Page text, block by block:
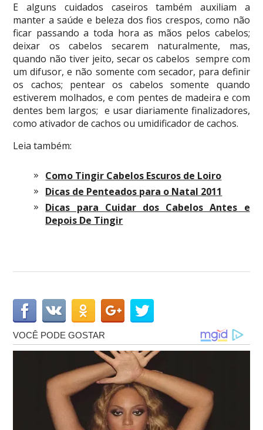
E alguns cuidados caseiros também auxiliam a
manter a saúde e beleza dos fios crespos, como não
ficar passando a toda hora as mãos pelos cabelos;
deixar os cabelos secarem naturalmente, mas,
quando não tiver jeito, secar os cabelos sempre com
um difusor, e não somente com secador, para definir
os cachos; pentear os cabelos somente quando
estiverem molhados, e com pentes de madeira e com
dentes bem largos; e usar diariamente finalizadores,
como ativador de cachos ou umidificador de cachos.
Leia também:
Como Tingir Cabelos Escuros de Loiro
Dicas de Penteados para o Natal 2011
Dicas para Cuidar dos Cabelos Antes e
Depois De Tingir